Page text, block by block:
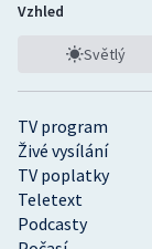
TV program
Živé vysílání
TV poplatky
Teletext
Podcasty
Vzhled
Světlý